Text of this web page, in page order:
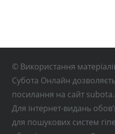
© Використання
Субота Онлайн
посилання на сайт
Для інтернет-видань
для пошукових систем